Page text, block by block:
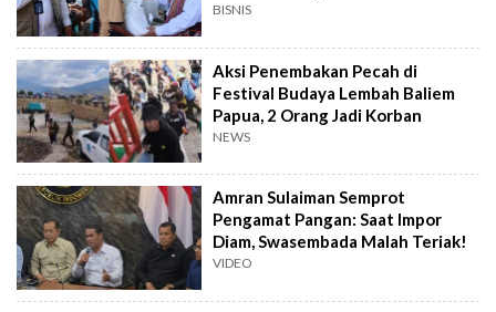
BISNIS
Aksi Penembakan Pecah di
Festival Budaya Lembah Baliem
Papua, 2 Orang Jadi Korban
NEWS
Amran Sulaiman Semprot
Pengamat Pangan: Saat Impor
Diam, Swasembada Malah Teriak!
VIDEO